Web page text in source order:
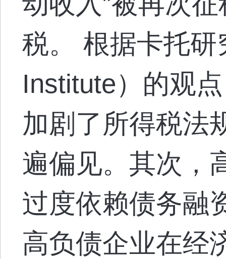
税。 根据卡托研
Institute）的观
加剧了所得税法
遍偏见。其次，
过度依赖债务融
高负债企业在经